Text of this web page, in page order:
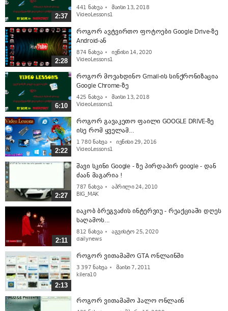
2:37
441 ნახვა
მაისი 13, 2018
VideoLessons1
2:28
როგორ ავტვირთო ფოტოები Google Drive-ზე
Android-ან
874 ნახვა
ივნისი 14, 2020
VideoLessons1
6:10
როგორ მოვახდინო Gmail-ის სინქრონიზაცია
Google Chrome-ზე
425 ნახვა
მაისი 13, 2018
VideoLessons1
2:22
როგორ გავაკეთო ფაილი GOOGLE DRIVE-ზე
ისე რომ ყველამ...
1 780 ნახვა
ივნისი 29, 2016
VideoLessons1
2:27
შავი სკინი Google - ზე პირდაპირ google - დან
ძაან მაგარია !
787 ნახვა
აპრილი 24, 2010
BIG_MAK
2:11
იაკობ ბრეგვაძის ინტერვიუ - რეაქციაში დღეს
საღამოს...
812 ნახვა
აგვისტო 25, 2020
dailynews
2:13
როგორ ვითამაშო GTA ონლაინში
3 397 ნახვა
მაისი 7, 2011
kilera10
როგორ ვითამაშო ჰალო ონლაინ